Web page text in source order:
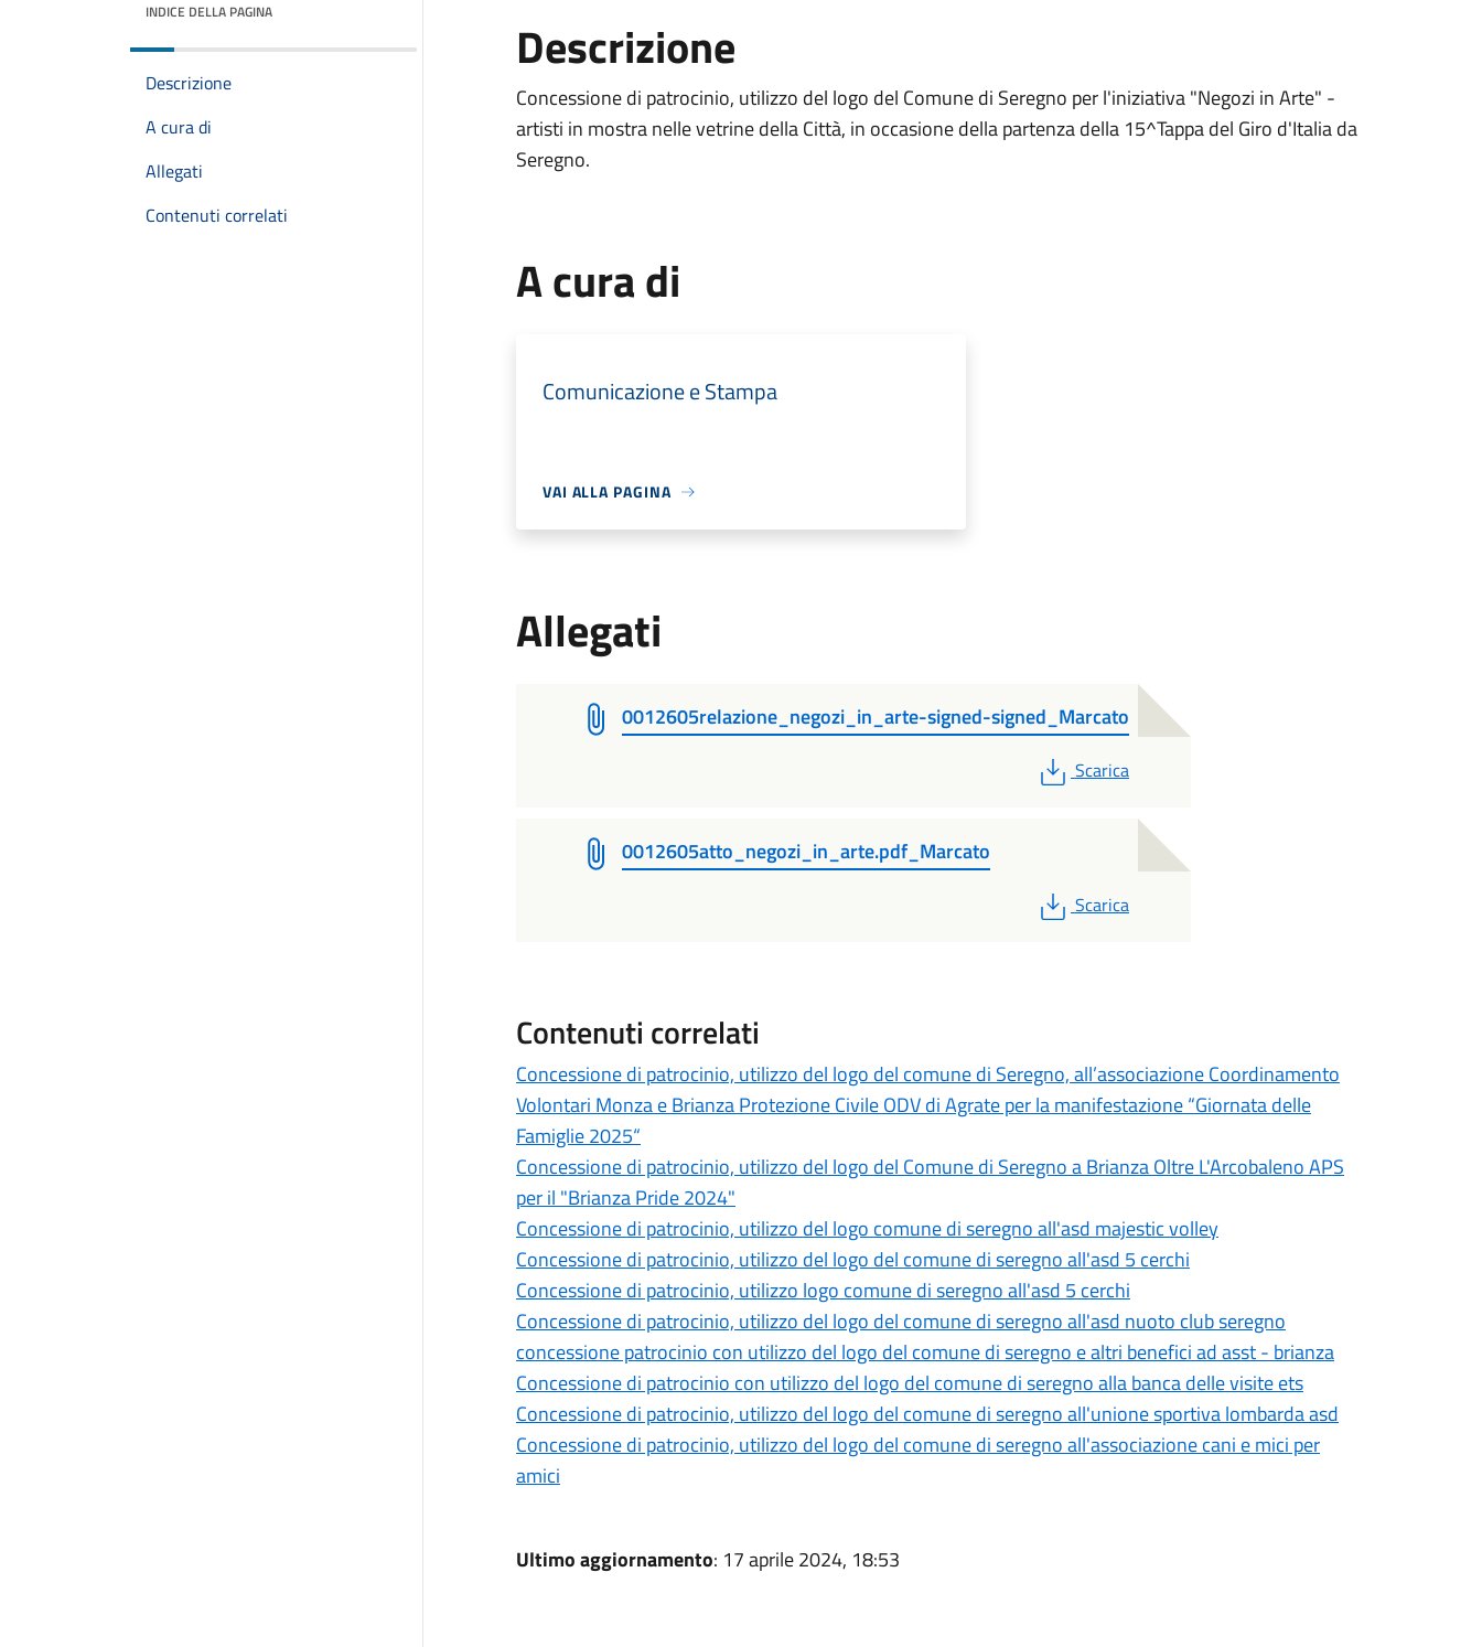
INDICE DELLA PAGINA
Descrizione
A cura di
Allegati
Contenuti correlati
Descrizione
Concessione di patrocinio, utilizzo del logo del Comune di Seregno per l'iniziativa "Negozi in Arte" -
artisti in mostra nelle vetrine della Città, in occasione della partenza della 15^Tappa del Giro d'Italia da
Seregno.
A cura di
Comunicazione e Stampa
VAI ALLA PAGINA
Allegati
0012605relazione_negozi_in_arte-signed-signed_Marcato
PDF
Scarica
0012605atto_negozi_in_arte.pdf_Marcato
PDF
Scarica
Contenuti correlati
Concessione di patrocinio, utilizzo del logo del comune di Seregno, all’associazione Coordinamento
Volontari Monza e Brianza Protezione Civile ODV di Agrate per la manifestazione “Giornata delle
Famiglie 2025“
Concessione di patrocinio, utilizzo del logo del Comune di Seregno a Brianza Oltre L'Arcobaleno APS
per il "Brianza Pride 2024"
Concessione di patrocinio, utilizzo del logo comune di seregno all'asd majestic volley
Concessione di patrocinio, utilizzo del logo del comune di seregno all'asd 5 cerchi
Concessione di patrocinio, utilizzo logo comune di seregno all'asd 5 cerchi
Concessione di patrocinio, utilizzo del logo del comune di seregno all'asd nuoto club seregno
concessione patrocinio con utilizzo del logo del comune di seregno e altri benefici ad asst - brianza
Concessione di patrocinio con utilizzo del logo del comune di seregno alla banca delle visite ets
Concessione di patrocinio, utilizzo del logo del comune di seregno all'unione sportiva lombarda asd
Concessione di patrocinio, utilizzo del logo del comune di seregno all'associazione cani e mici per
amici
Ultimo aggiornamento: 17 aprile 2024, 18:53